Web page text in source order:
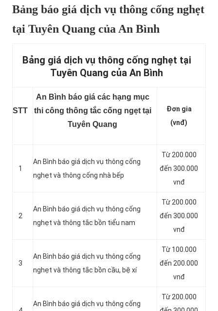
Bảng báo giá dịch vụ thông cống nghẹt
tại Tuyên Quang của An Bình
Bảng giá dịch vụ thông cống nghẹt tại
Tuyên Quang của An Bình
STT
An Bình báo giá các hạng mục
thi công thông tắc cống ngẹt tại
Tuyên Quang
Đơn gia
(vnđ)
1
An Bình báo giá dịch vụ thông cống
nghẹt và thông cống nhà bếp
Từ 200.000
đến 300.000
vnđ
2
An Bình báo giá dịch vụ thông cống
nghẹt và thông tắc bồn tiểu nam
Từ 200.000
đến 300.000
vnđ
3
An Bình báo giá dịch vụ thông cống
nghẹt và thông tắc bồn cầu, bệ xí
Từ 100.000
đến 200.000
vnđ
An Bình báo giá dịch vụ thông cống
Từ 200.000